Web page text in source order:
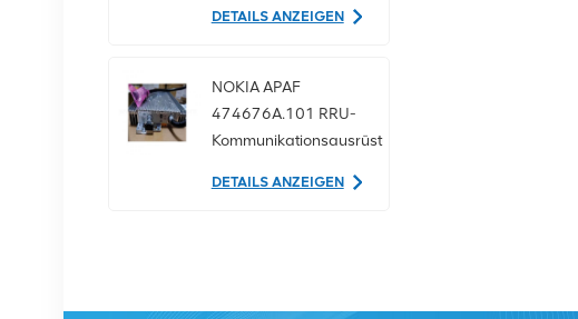
DETAILS ANZEIGEN
NOKIA APAF
474676A.101 RRU-
Kommunikationsausrüstung
DETAILS ANZEIGEN